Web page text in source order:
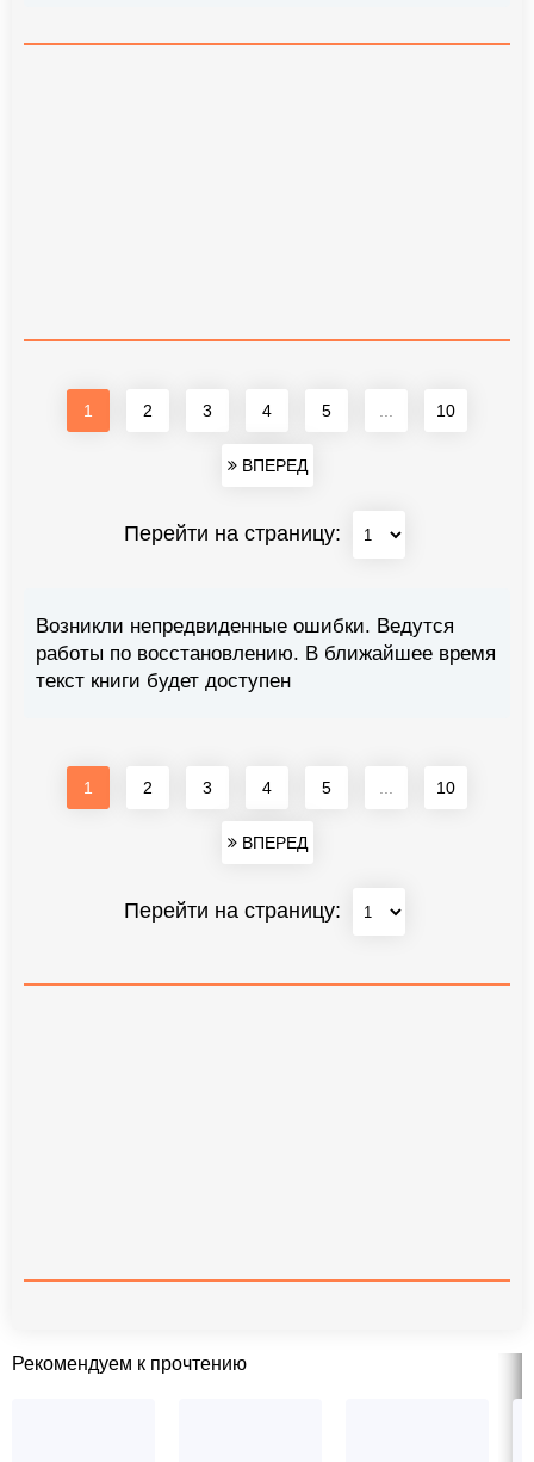
1 2 3 4 5 10
ВПЕРЕД
Перейти на страницу:
Возникли непредвиденные ошибки. Ведутся
работы по восстановлению. В ближайшее время
текст книги будет доступен
1 2 3 4 5 10
ВПЕРЕД
Перейти на страницу:
Рекомендуем к прочтению